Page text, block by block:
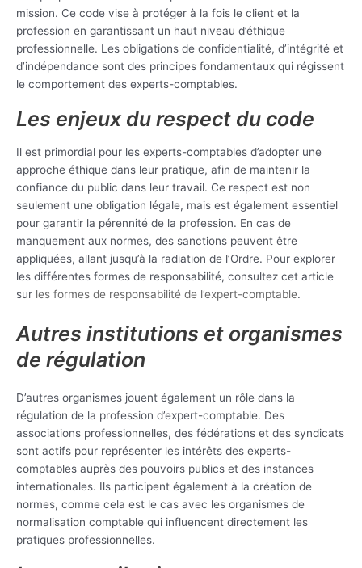
mission. Ce code vise à protéger à la fois le client et la
profession en garantissant un haut niveau d’éthique
professionnelle. Les obligations de confidentialité, d’intégrité et
d’indépendance sont des principes fondamentaux qui régissent
le comportement des experts-comptables.
Les enjeux du respect du code
Il est primordial pour les experts-comptables d’adopter une
approche éthique dans leur pratique, afin de maintenir la
confiance du public dans leur travail. Ce respect est non
seulement une obligation légale, mais est également essentiel
pour garantir la pérennité de la profession. En cas de
manquement aux normes, des sanctions peuvent être
appliquées, allant jusqu’à la radiation de l’Ordre. Pour explorer
les différentes formes de responsabilité, consultez cet article
sur les formes de responsabilité de l’expert-comptable.
Autres institutions et organismes
de régulation
D’autres organismes jouent également un rôle dans la
régulation de la profession d’expert-comptable. Des
associations professionnelles, des fédérations et des syndicats
sont actifs pour représenter les intérêts des experts-
comptables auprès des pouvoirs publics et des instances
internationales. Ils participent également à la création de
normes, comme cela est le cas avec les organismes de
normalisation comptable qui influencent directement les
pratiques professionnelles.